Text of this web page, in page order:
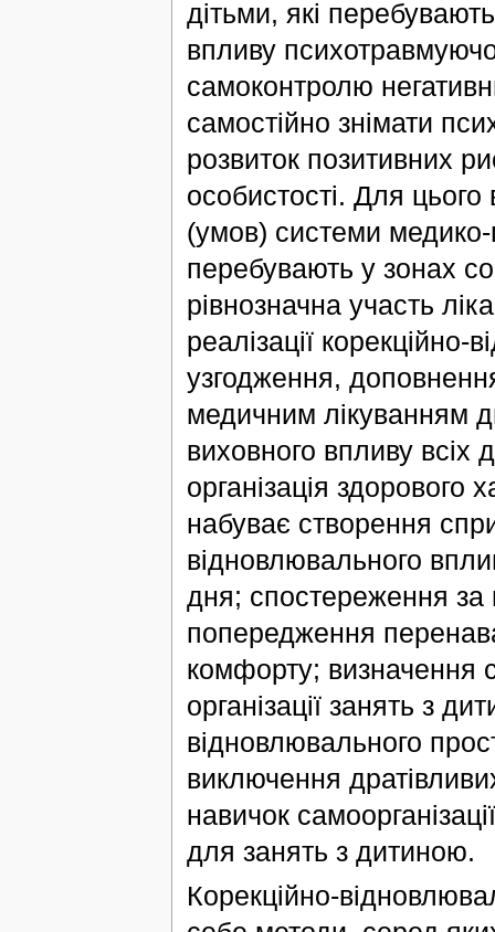
дітьми, які
впливу
самоконтролю
самостійно знімати
розвиток позитивних
особистості. Для
(умов) системи медико-
перебувають у зонах
рівнозначна участь
реалізації
узгодження,
медичним лікуванням
виховного впливу всіх
організація здорового
набуває створення
відновлювального
дня; спостереження за
попередження
комфорту; визначення
організації занять з
відновлювального
виключення
навичок
для занять з дитиною.
Корекційно-